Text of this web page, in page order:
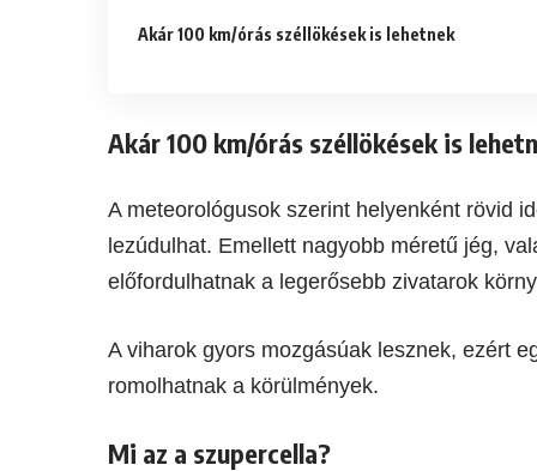
Akár 100 km/órás széllökések is lehetnek
Akár 100 km/órás széllökések is
A meteorológusok szerint helyenként rövid
lezúdulhat. Emellett nagyobb méretű jég,
előfordulhatnak a legerősebb zivatarok
A viharok gyors mozgásúak lesznek, ezért
romolhatnak a körülmények.
Mi az a szupercella?